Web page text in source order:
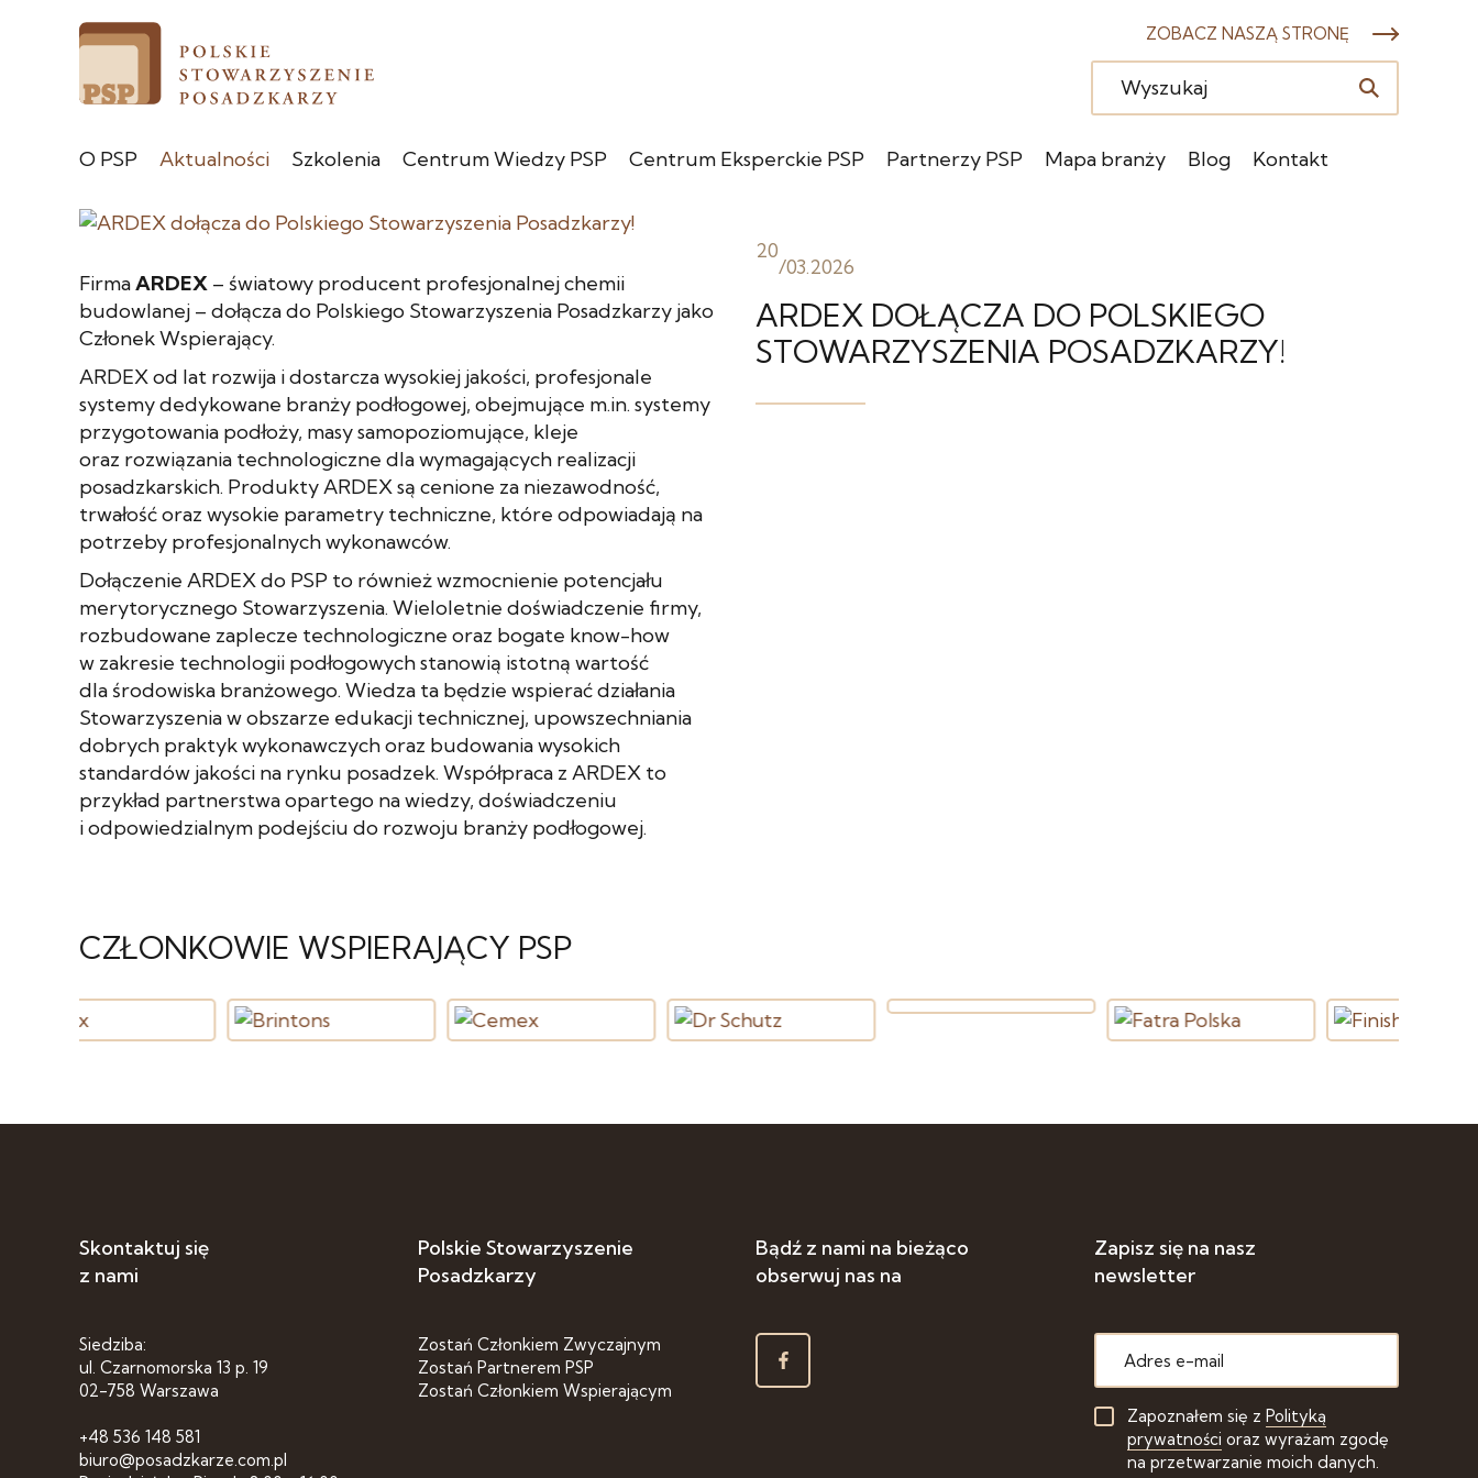
ZOBACZ NASZĄ STRONĘ
O PSP Aktualności Szkolenia Centrum Wiedzy PSP Centrum Eksperckie PSP Partnerzy PSP Mapa branży Blog Kontakt
20
/03.2026
ARDEX DOŁĄCZA DO POLSKIEGO
STOWARZYSZENIA POSADZKARZY!
FirmaARDEX – światowy producent profesjonalnej chemii
budowlanej – dołącza do Polskiego Stowarzyszenia Posadzkarzy jako
Członek Wspierający.
ARDEX od lat rozwija i dostarcza wysokiej jakości, profesjonale
systemy dedykowane branży podłogowej, obejmujące m.in. systemy
przygotowania podłoży, masy samopoziomujące, kleje
oraz rozwiązania technologiczne dla wymagających realizacji
posadzkarskich. Produkty ARDEX są cenione za niezawodność,
trwałość oraz wysokie parametry techniczne, które odpowiadają na
potrzeby profesjonalnych wykonawców.
Dołączenie ARDEX do PSP to również wzmocnienie potencjału
merytorycznego Stowarzyszenia. Wieloletnie doświadczenie firmy,
rozbudowane zaplecze technologiczne oraz bogate know-how
w zakresie technologii podłogowych stanowią istotną wartość
dla środowiska branżowego. Wiedza ta będzie wspierać działania
Stowarzyszenia w obszarze edukacji technicznej, upowszechniania
dobrych praktyk wykonawczych oraz budowania wysokich
standardów jakości na rynku posadzek. Współpraca z ARDEX to
przykład partnerstwa opartego na wiedzy, doświadczeniu
i odpowiedzialnym podejściu do rozwoju branży podłogowej.
CZŁONKOWIE WSPIERAJĄCY PSP
Skontaktuj się
z nami
Siedziba:
ul. Czarnomorska 13 p. 19
02-758 Warszawa
+48 536 148 581
biuro@posadzkarze.com.pl
Polskie Stowarzyszenie
Posadzkarzy
Zostań Członkiem Zwyczajnym
Zostań Partnerem PSP
Zostań Członkiem Wspierającym
Bądź z nami na bieżąco
obserwuj nas na
Zapisz się na nasz
newsletter
Zapoznałem się z Polityką
prywatności oraz wyrażam zgodę
na przetwarzanie moich danych.